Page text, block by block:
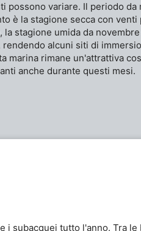
possono variare. Il periodo da
è la stagione secca con
la stagione umida da
alcuni siti di
marina rimane un'attrattiva
anche durante questi mesi.
i subacquei tutto l'anno. Tra le